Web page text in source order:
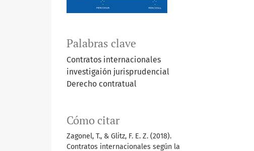
Palabras clave
Contratos internacionales
investigaión jurisprudencial
Derecho contratual
Cómo citar
Zagonel, T., & Glitz, F. E. Z. (2018).
Contratos internacionales según la